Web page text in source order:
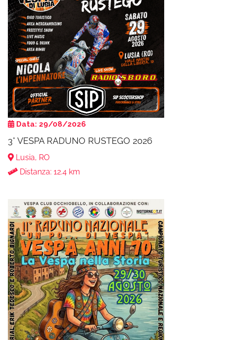
Data: 29/08/2026
3° VESPA RADUNO RUSTEGO 2026
Lusia, RO
Distanza: 12.4 km